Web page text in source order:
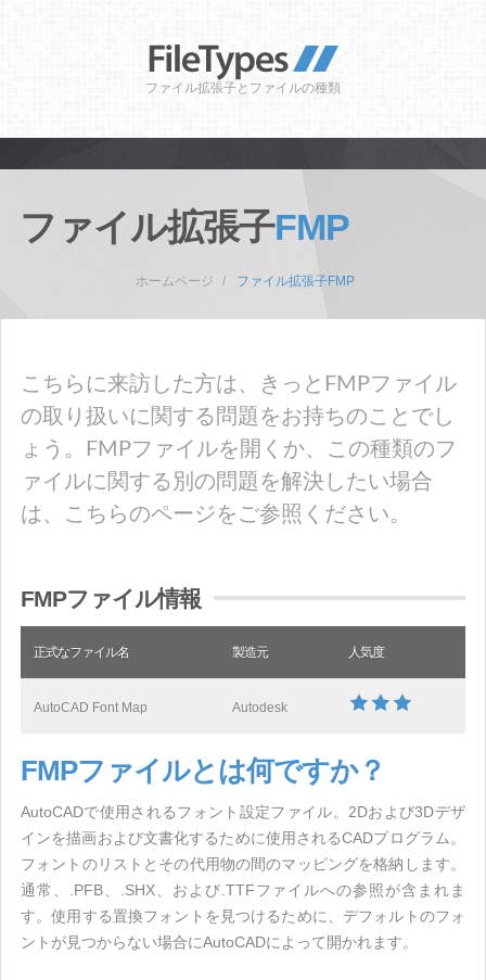
ファイル拡張子とファイルの種類
ファイル拡張子FMP
ホームページ ファイル拡張子FMP
こちらに来訪した方は、きっとFMPファイル
の取り扱いに関する問題をお持ちのことでし
ょう。FMPファイルを開くか、この種類のフ
ァイルに関する別の問題を解決したい場合
は、こちらのページをご参照ください。
FMPファイル情報
正式なファイル名 製造元 人気度
AutoCAD Font Map Autodesk
FMPファイルとは何ですか？
AutoCADで使用されるフォント設定ファイル。2Dおよび3Dデザ
インを描画および文書化するために使用されるCADプログラム。
フォントのリストとその代用物の間のマッピングを格納します。
通常、.PFB、.SHX、および.TTFファイルへの参照が含まれま
す。使用する置換フォントを見つけるために、デフォルトのフォ
ントが見つからない場合にAutoCADによって開かれます。